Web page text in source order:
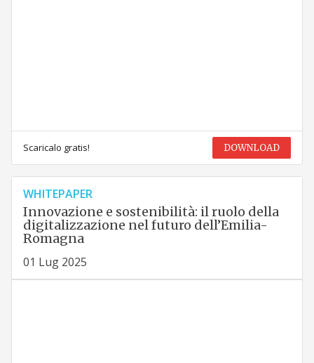
Scaricalo gratis! DOWNLOAD
WHITEPAPER
Innovazione e sostenibilità: il ruolo della
digitalizzazione nel futuro dell’Emilia-
Romagna
01 Lug 2025